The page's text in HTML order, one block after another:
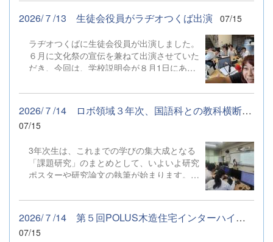
をしています。 ３月末に本校を訪問してくださった記者の
方が、丁寧にまとめてくださいました。 ご覧ください。
【遺伝子組み換えからロケットまで──研究機関のような県
立高校、つくばサイエンス高校の正体（「オモシロイ学
校」訪問記vol.5）】
2026/７/13 生徒会役員がラヂオつくば出演 07/15
ラヂオつくばに生徒会役員が出演しました。
６月に文化祭の宣伝を兼ねて出演させていた
だき、今回は、学校説明会が８月1日にある
ました。 パーソナリティのあっちゃんの絶
妙な質問に、どうどうと応える生徒たちでし
た。 なぜ「サイエンス高校」を選んだの
か、なぜ現在所属している「領域」を選んだ
「あっちゃん」からも、頼もしい生徒たちで
すねという感想をいただきました。
2026/７/14 ロボ領域３年次、国語科との教科横断授業
07/15
3年次生は、これまでの学びの集大成となる
「課題研究」のまとめとして、いよいよ研究
ポスターや研究論文の執筆が始まります。今
み、説得力のある論理的な文章の書き方につ
いて特別授業を行いました。どんなに素晴ら
しいロボットや技術を開発しても、その魅力
や仕組みを相手に正しく伝える文章力がなけ
2026/７/14 第５回POLUS木造住宅インターハイ優秀賞
07/15